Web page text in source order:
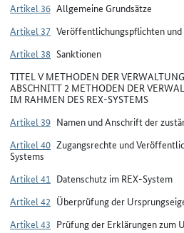
Artikel 36 Allgemeine Grundsätze
Artikel 37 Veröffentlichungspflichten
Artikel 38 Sanktionen
TITEL V METHODEN DER
ABSCHNITT 2 METHODEN DER
IM RAHMEN DES REX-SYSTEMS
Artikel 39 Namen und Anschrift der
Artikel 40 Zugangsrechte und
Systems
Artikel 41 Datenschutz im REX-System
Artikel 42 Überprüfung der
Artikel 43 Prüfung der Erklärungen zum